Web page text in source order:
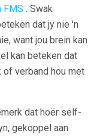
FMS . Swak
dat jy nie 'n
want jou brein kan
kan beteken dat
verband hou met
dat hoër self-
gekoppel aan